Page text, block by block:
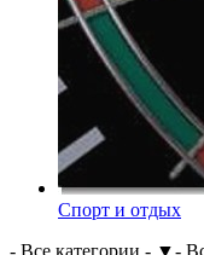
Спорт и отдых
- Все категории - ▼-